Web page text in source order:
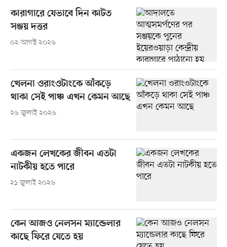
কারাগারে যেভাবে দিন কাটত
সঞ্জয় দত্তর
০২ আগস্ট ২০২৬
খেলনা ওরাংওটাংকে আঁকড়ে
থাকা সেই পাঞ্চ এখন কেমন আছে
২৬ জুলাই ২০২৬
একজন লেখকের জীবন এতটা
নাটকীয় হতে পারে
২১ জুলাই ২০২৬
কেন আজও নেলসন ম্যান্ডেলার
কাছে ফিরে যেতে হয়